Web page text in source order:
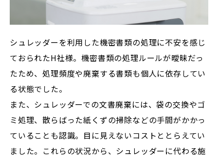
シュレッダーを利用した機密書類の処理に不安を感じ
ておられたH社様。機密書類の処理ルールが曖昧だっ
たため、処理頻度や廃棄する書類も個人に依存してい
る状態でした。
また、シュレッダーでの文書廃棄には、袋の交換やゴ
ミ処理、散らばった紙くずの掃除などの手間がかかっ
ていることも認識。目に見えないコストととらえてい
ました。これらの状況から、シュレッダーに代わる施